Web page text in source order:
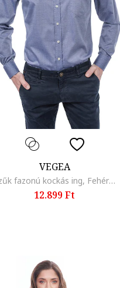
VEGEA
Szűk fazonú kockás ing, Fehér/Kék
12.899 Ft